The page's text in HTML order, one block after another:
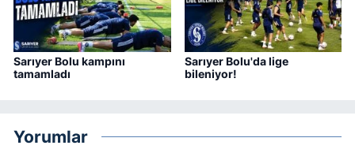
Sarıyer Bolu kampını
tamamladı
Sarıyer Bolu'da lige
bileniyor!
Yorumlar